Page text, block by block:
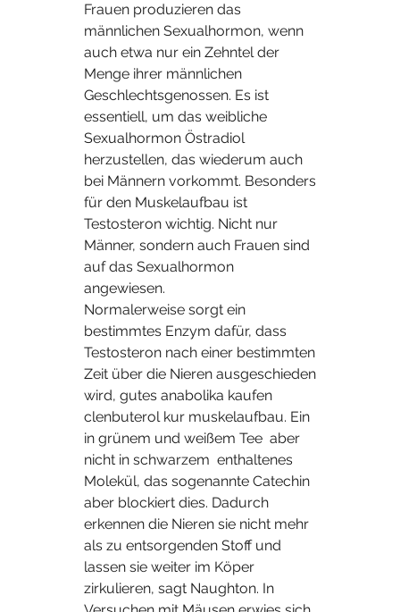
Frauen produzieren das
männlichen Sexualhormon, wenn
auch etwa nur ein Zehntel der
Menge ihrer männlichen
Geschlechtsgenossen. Es ist
essentiell, um das weibliche
Sexualhormon Östradiol
herzustellen, das wiederum auch
bei Männern vorkommt. Besonders
für den Muskelaufbau ist
Testosteron wichtig. Nicht nur
Männer, sondern auch Frauen sind
auf das Sexualhormon
angewiesen.
Normalerweise sorgt ein
bestimmtes Enzym dafür, dass
Testosteron nach einer bestimmten
Zeit über die Nieren ausgeschieden
wird, gutes anabolika kaufen
clenbuterol kur muskelaufbau. Ein
in grünem und weißem Tee  aber
nicht in schwarzem  enthaltenes
Molekül, das sogenannte Catechin
aber blockiert dies. Dadurch
erkennen die Nieren sie nicht mehr
als zu entsorgenden Stoff und
lassen sie weiter im Köper
zirkulieren, sagt Naughton. In